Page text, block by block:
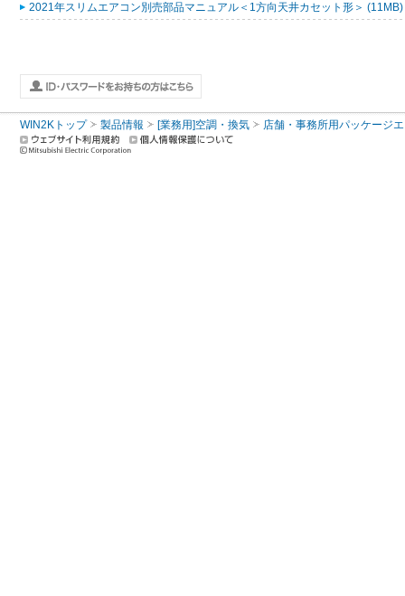
2021年スリムエアコン別売部品マニュアル＜1方向天井カセット形＞ (11MB)
WIN2Kトップ 製品情報 [業務用]空調・換気 店舗・事務所用パッケージ